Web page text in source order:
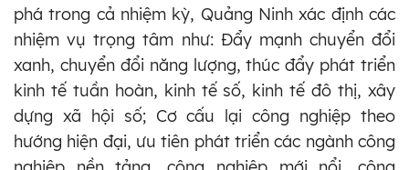
phá trong cả nhiệm kỳ, Quảng Ninh xác định các
nhiệm vụ trọng tâm như: Đẩy mạnh chuyển đổi
xanh, chuyển đổi năng lượng, thúc đẩy phát triển
kinh tế tuần hoàn, kinh tế số, kinh tế đô thị, xây
dựng xã hội số; Cơ cấu lại công nghiệp theo
hướng hiện đại, ưu tiên phát triển các ngành công